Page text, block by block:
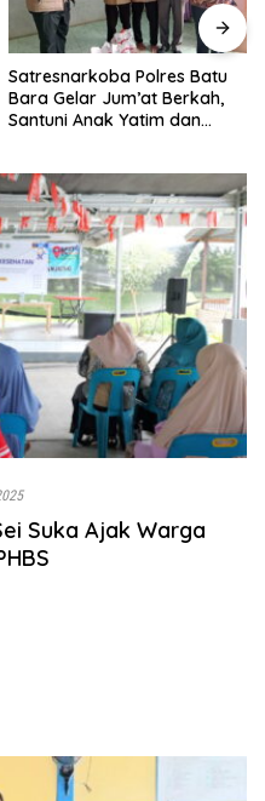
INALUM Bersama Pemprov
Sumut Perkuat Komitmen
Pendidikan dan Konservasi
Suka Ajak Warga